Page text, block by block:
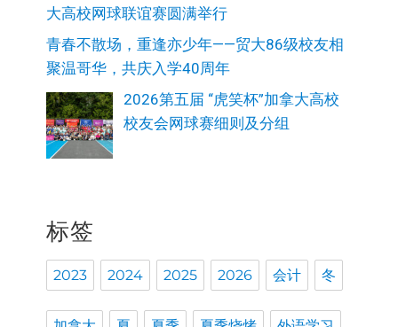
大高校网球联谊赛圆满举行
青春不散场，重逢亦少年——贸大86级校友相
聚温哥华，共庆入学40周年
2026第五届 “虎笑杯”加拿大高校
校友会网球赛细则及分组
标签
2023 2024 2025 2026 会计 冬